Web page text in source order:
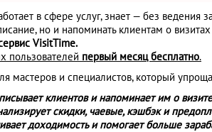
в сфере услуг, знает — без ведения
но и напоминать клиентам о
VisitTime.
пользователей первый месяц бесплатно.
мастеров и специалистов, который
клиентов и напоминает им о
скидки, чаевые, кэшбэк и
доходимость и помогает больше